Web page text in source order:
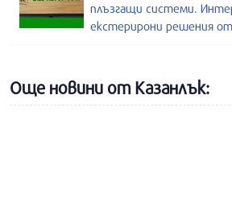
плъзгащи системи.
екстерирони решения
Още новини от Казанлък: